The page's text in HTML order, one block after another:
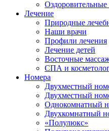
Лечение
Природные
Наши врачи
Профили лечения
Лечение детей
Восточные
СПА и
Номера
Двухместный
Двухместный
Однокомнатный
Двухкомнатный
«Полулюкс»